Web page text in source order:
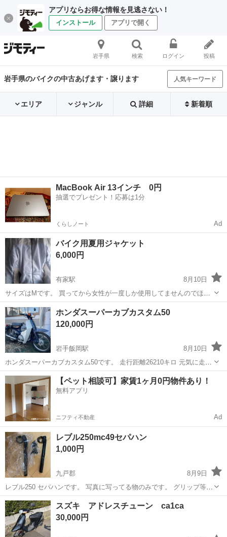
アプリならお得な情報を見逃さない！
インストール アプリで開く
岩手県 検索 ログイン 投稿
岩手県のバイクの中古あげます・譲ります 人気キーワード
エリア ジャンル 詳細 新着順
MacBook Air 13インチ 0円
抽選でプレゼント！応募は1分
くらしノート Ad
バイク用夏用ジャケット
6,000円
有家駅
8月10日
サイズはMです。 買ってから女性が一度しか使用してませんのでほぼ
新品です。 シースルーになってますので炎天下で着ても半袖を着てい
るように涼しいです。
岩手 九戸郡 有家駅 その他
ホンダスーパーカブカスタム50
120,000円
岩手飯岡駅
8月10日
ホンダスーパーカブカスタム50です。 走行距離26210キロ 元気に走っ
てます。 外装はとても綺麗です。 フロントタイヤ、リアタイヤの溝は
有りますが、 リアタイヤヒビ割れがあります。 自賠責保険は付きませ
ん。 よろしくお願い...
岩手 盛岡市 岩手飯岡駅 ホンダ タイヤ
【ペット相談可】家賃1ヶ月0円物件あり！
無料アプリ
ニフティ不動産 Ad
レブル250mc49セパハン
1,000円
九戸郡
8月9日
レブル250 セパハンです。 写真に写ってる物のみです。 グリップ等は
ありません 使用感はあります
岩手 九戸郡 ホンダ ブル
スズキ アドレスチューン ca1ca
30,000円